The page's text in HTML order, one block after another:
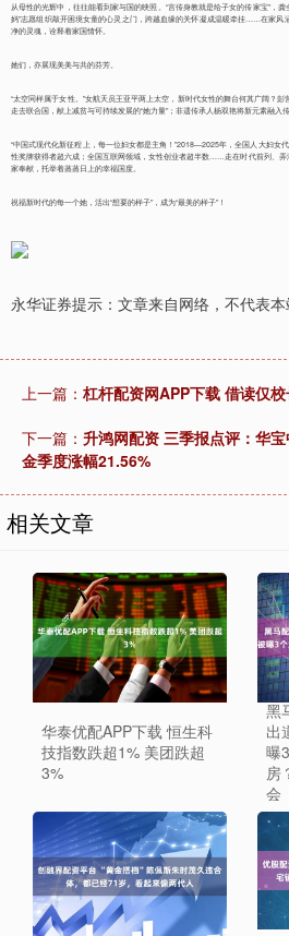
从母性的光辉中，往往能看到家与国的映照。“言传身教就是给子女的传家宝”，
妈”志愿组织敲开困境女童的心灵之门，跨越血缘的关怀凝成温暖牵挂……在家风
净的灵魂，诠释着家国情怀。
她们，亦展现美美与共的芬芳。
“太空同样属于女性。”女航天员王亚平两上太空，新时代女性的舞台何其广阔？
走去联合国，献上减贫与可持续发展的“她力量”；非遗传承人杨双艳将新元素融
“中国式现代化新征程上，每一位妇女都是主角！”2018—2025年，全国人大妇女
性奖牌获得者超六成；全国互联网领域，女性创业者超半数……走在时代前列、
家奉献，托举着蒸蒸日上的幸福国度。
祝福新时代的每一个她，活出“想要的样子”，成为“最美的样子”！
永华证券提示：文章来自网络，不代表本
上一篇： 杠杆配资网APP下载 借读仅
下一篇： 升鸿网配资 三季报点评：华
金季度涨幅21.56%
相关文章
华泰优配APP下载 恒生科
技指数跌超1% 美团跌超
3%
黑
出
曝
房
会